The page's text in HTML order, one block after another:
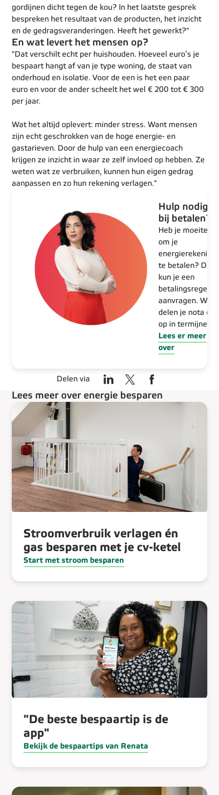
gordijnen dicht tegen de kou? In het laatste gesprek
bespreken het resultaat van de producten, het inzicht
en de gedragsveranderingen. Heeft het gewerkt?"
En wat levert het mensen op?
"Dat verschilt echt per huishouden. Hoeveel euro’s je
bespaart hangt af van je type woning, de staat van
onderhoud en isolatie. Voor de een is het een paar
euro en voor de ander scheelt het wel € 200 tot € 300
per jaar.
Wat het altijd oplevert: minder stress. Want mensen
zijn echt geschrokken van de hoge energie- en
gastarieven. Door de hulp van een energiecoach
krijgen ze inzicht in waar ze zelf invloed op hebben. Ze
weten wat ze verbruiken, kunnen hun eigen gedrag
aanpassen en zo hun rekening verlagen."
Hulp nodig
bij betalen?
Heb je moeite
om je
energierekening
te betalen? Dan
kun je een
aanvragen. We
delen je nota dan
op in termijnen.
Lees er meer
over
Delen via
Lees meer over energie besparen
Stroomverbruik verlagen én
gas besparen met je cv-ketel
Start met stroom besparen
"De beste bespaartip is de
app"
Bekijk de bespaartips van Renata